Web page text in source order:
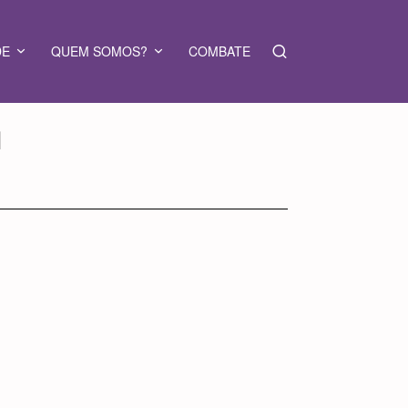
QUEM SOMOS? COMBATE